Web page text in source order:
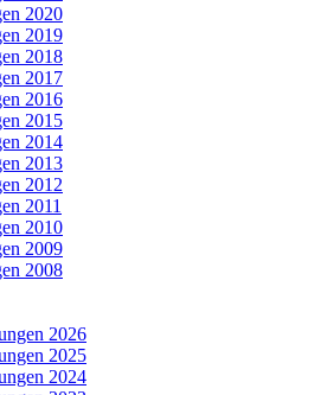
2020
2019
2018
2017
2016
2015
2014
2013
2012
2011
2010
2009
2008
2026
2025
2024